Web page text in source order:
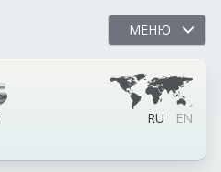
МЕНЮ
RU
EN